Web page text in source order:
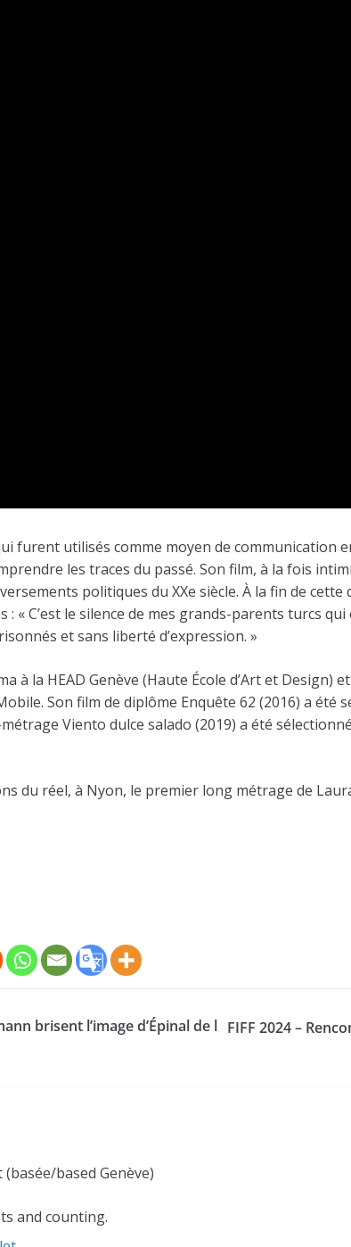
furent utilisés comme moyen de
les traces du passé. Son film, à la fois
politiques du XXe siècle. À la fin de
« C’est le silence de mes grands-parents turcs
et sans liberté d’expression. »
à la HEAD Genève (Haute École d’Art et Design)
Son film de diplôme Enquête 62 (2016) a
Viento dulce salado (2019) a été
du réel, à Nyon, le premier long métrage de
brisent l’image d’Épinal de l FIFF 2024 –
based Genève)
and counting.